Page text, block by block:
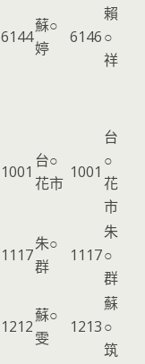
6144
蘇○
婷
6146
賴
○
祥
1001
台○
花市
1001
台
○
花
市
1117
朱○
群
1117
朱
○
群
1212
蘇○
雯
1213
蘇
○
筑